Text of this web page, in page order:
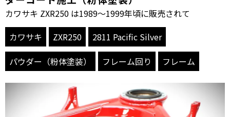
カワサキ ZXR250 は1989〜1999年頃に販売されて
カワサキ
ZXR250
2811 Pacific Silver
パウダー（粉体塗装）
フレーム回り フレーム